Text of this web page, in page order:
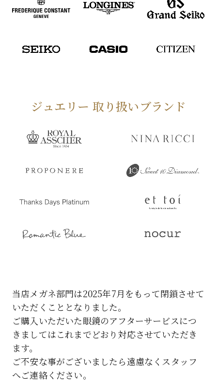
ジュエリー 取り扱いブランド
当店メガネ部門は2025年7月をもって閉鎖させて
いただくこととなりました。
ご購入いただいた眼鏡のアフターサービスにつ
きましてはこれまでどおり対応させていただき
ます。
ご不安な事がございましたら遠慮なくスタッフ
へご連絡ください。